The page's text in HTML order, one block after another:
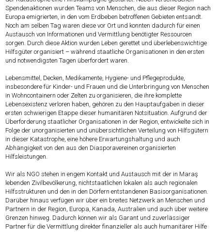
Spendenaktionen wurden Teams von Menschen, die aus dieser Region nach
Europa emigrierten, in den vom Erdbeben betroffenen Gebieten entsandt.
Noch am selben Tag waren diese vor Ort und konnten dadurch für einen
Austausch von Informationen und Vermittlung benötigter Ressourcen
sorgen. Durch diese Aktion wurden Leben gerettet und überlebenswichtige
Hilfsgüter organisiert – während staatliche Organisationen in den ersten
und notwendigsten Tagen überfordert waren.
Lebensmittel, Decken, Medikamente, Hygiene- und Pflegeprodukte,
insbesondere für Kinder- und Frauen und die Unterbringung von Menschen
in Wohncontainern oder Zelten zu organisieren, die ihre komplette
Lebensexistenz verloren haben, gehören zu den Hauptaufgaben in dieser
ersten schwierigen Etappe dieser humanitären Notsituation. Aufgrund der
Überforderung staatlicher Organisationen in der Region, entwickelte sich in
Folge der unorganisierten und unübersichtlichen Verteilung von Hilfsgütern
in dieser Katastrophe, eine höhere Erwartungshaltung und auch
Abhängigkeit von den aus den Diasporavereinen organisierten
Hilfsleistungen.
Wir als NGO stehen in engem Kontakt und Austausch mit der in Maraş
lebenden Zivilbevölkerung, nichtstaatlichen lokalen als auch regionalen
Hilfsstrukturen und den in den Dörfern entstandenen Basisorganisationen.
Darüber hinaus verfügen wir über ein breites Netzwerk an Menschen und
Partnern in der Region, Europa, Kanada, Australien und auch über weitere
Grenzen hinweg. Dadurch können wir als Garant und zuverlässiger
Partner für die Vermittlung direkter finanzieller als auch humanitärer Hilfe